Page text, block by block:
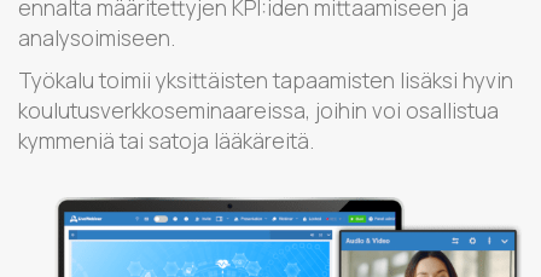
ennalta määritettyjen KPI:iden mittaamiseen ja
analysoimiseen.
Työkalu toimii yksittäisten tapaamisten lisäksi hyvin
koulutusverkkoseminaareissa, joihin voi osallistua
kymmeniä tai satoja lääkäreitä.